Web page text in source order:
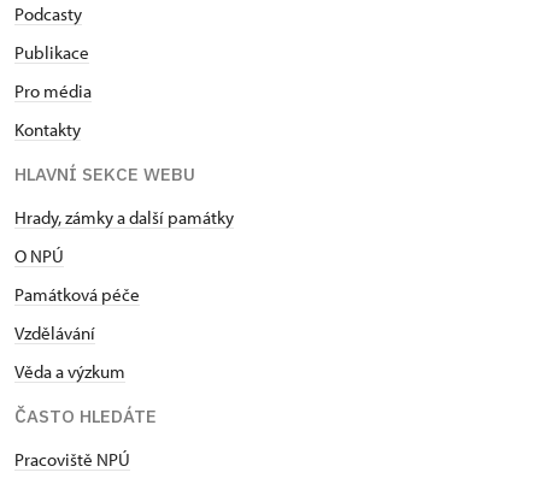
Podcasty
Publikace
Pro média
Kontakty
HLAVNÍ SEKCE WEBU
Hrady, zámky a další památky
O NPÚ
Památková péče
Vzdělávání
Věda a výzkum
ČASTO HLEDÁTE
Pracoviště NPÚ